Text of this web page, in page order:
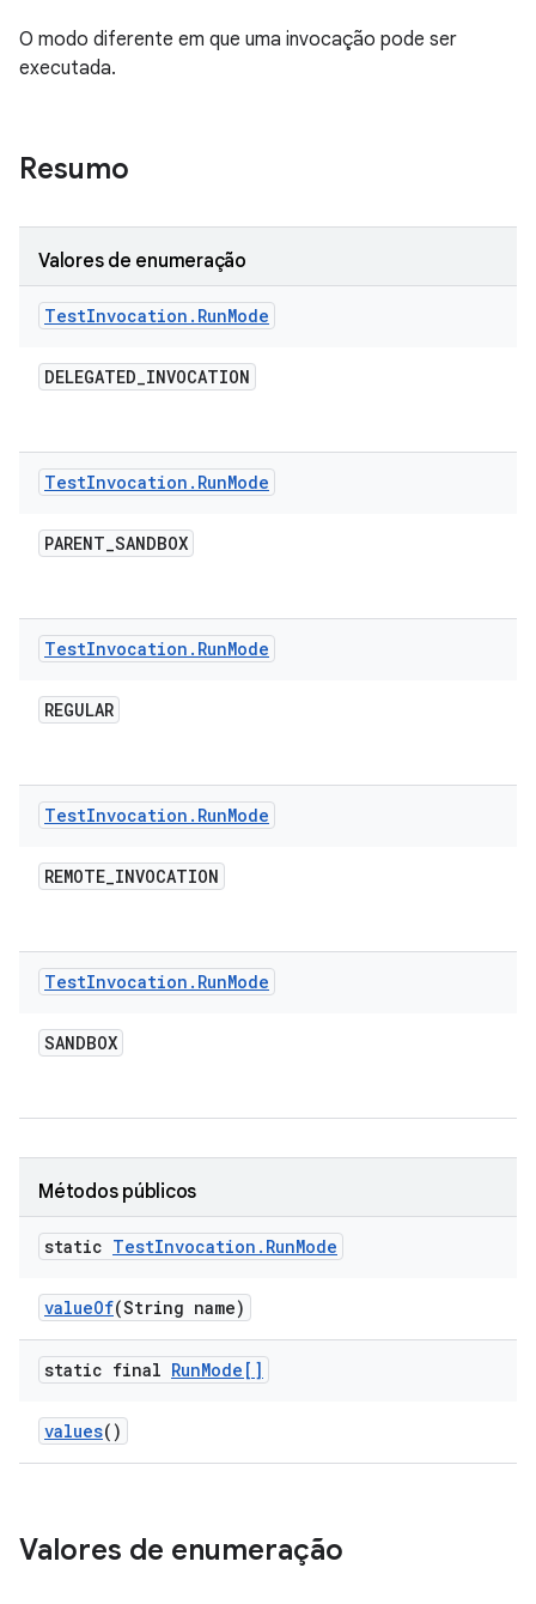
O modo diferente em que uma invocação pode ser
executada.
Resumo
Valores de enumeração
TestInvocation . RunMode
DELEGATED_INVOCATION
TestInvocation . RunMode
PARENT_SANDBOX
TestInvocation . RunMode
REGULAR
TestInvocation . RunMode
REMOTE_INVOCATION
TestInvocation . RunMode
SANDBOX
Métodos públicos
static TestInvocation . RunMode
valueOf(String name)
static final RunMode[]
values()
Valores de enumeração